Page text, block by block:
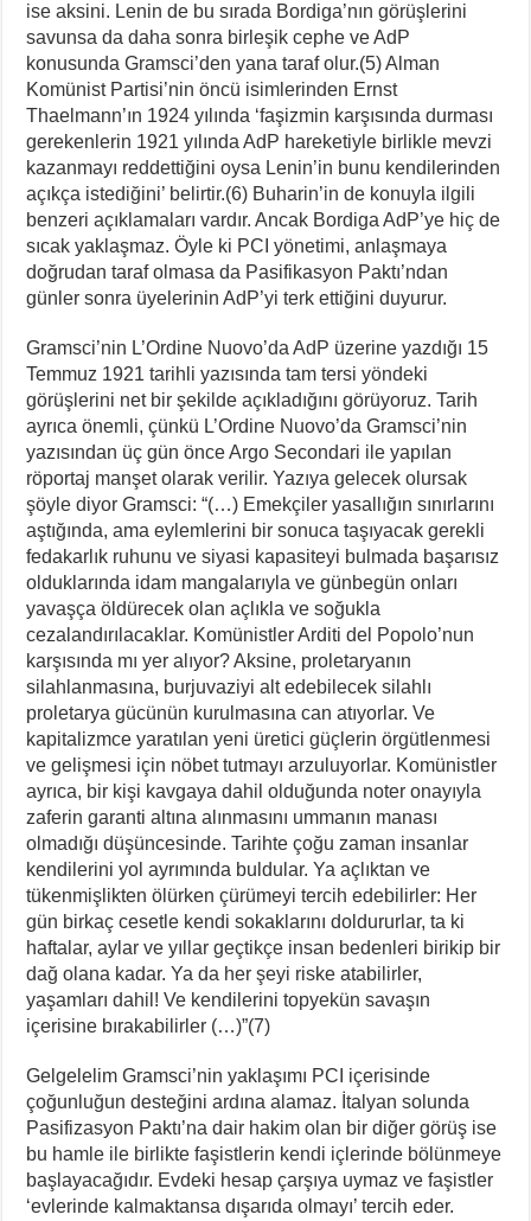
ise aksini. Lenin de bu sırada Bordiga’nın görüşlerini
savunsa da daha sonra birleşik cephe ve AdP
konusunda Gramsci’den yana taraf olur.(5) Alman
Komünist Partisi’nin öncü isimlerinden Ernst
Thaelmann’ın 1924 yılında ‘faşizmin karşısında durması
gerekenlerin 1921 yılında AdP hareketiyle birlikle mevzi
kazanmayı reddettiğini oysa Lenin’in bunu kendilerinden
açıkça istediğini’ belirtir.(6) Buharin’in de konuyla ilgili
benzeri açıklamaları vardır. Ancak Bordiga AdP’ye hiç de
sıcak yaklaşmaz. Öyle ki PCI yönetimi, anlaşmaya
doğrudan taraf olmasa da Pasifikasyon Paktı’ndan
günler sonra üyelerinin AdP’yi terk ettiğini duyurur.
Gramsci’nin L’Ordine Nuovo’da AdP üzerine yazdığı 15
Temmuz 1921 tarihli yazısında tam tersi yöndeki
görüşlerini net bir şekilde açıkladığını görüyoruz. Tarih
ayrıca önemli, çünkü L’Ordine Nuovo’da Gramsci’nin
yazısından üç gün önce Argo Secondari ile yapılan
röportaj manşet olarak verilir. Yazıya gelecek olursak
şöyle diyor Gramsci: “(…) Emekçiler yasallığın sınırlarını
aştığında, ama eylemlerini bir sonuca taşıyacak gerekli
fedakarlık ruhunu ve siyasi kapasiteyi bulmada başarısız
olduklarında idam mangalarıyla ve günbegün onları
yavaşça öldürecek olan açlıkla ve soğukla
cezalandırılacaklar. Komünistler Arditi del Popolo’nun
karşısında mı yer alıyor? Aksine, proletaryanın
silahlanmasına, burjuvaziyi alt edebilecek silahlı
proletarya gücünün kurulmasına can atıyorlar. Ve
kapitalizmce yaratılan yeni üretici güçlerin örgütlenmesi
ve gelişmesi için nöbet tutmayı arzuluyorlar. Komünistler
ayrıca, bir kişi kavgaya dahil olduğunda noter onayıyla
zaferin garanti altına alınmasını ummanın manası
olmadığı düşüncesinde. Tarihte çoğu zaman insanlar
kendilerini yol ayrımında buldular. Ya açlıktan ve
tükenmişlikten ölürken çürümeyi tercih edebilirler: Her
gün birkaç cesetle kendi sokaklarını doldururlar, ta ki
haftalar, aylar ve yıllar geçtikçe insan bedenleri birikip bir
dağ olana kadar. Ya da her şeyi riske atabilirler,
yaşamları dahil! Ve kendilerini topyekün savaşın
içerisine bırakabilirler (…)”(7)
Gelgelelim Gramsci’nin yaklaşımı PCI içerisinde
çoğunluğun desteğini ardına alamaz. İtalyan solunda
Pasifizasyon Paktı’na dair hakim olan bir diğer görüş ise
bu hamle ile birlikte faşistlerin kendi içlerinde bölünmeye
başlayacağıdır. Evdeki hesap çarşıya uymaz ve faşistler
‘evlerinde kalmaktansa dışarıda olmayı’ tercih eder.